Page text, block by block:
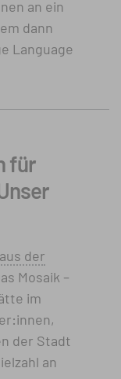
an ein
dann
Language
für
der
Mosaik –
im
der Stadt
an